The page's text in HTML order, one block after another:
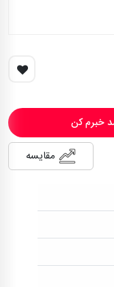
خبرم کن
مقایسه